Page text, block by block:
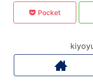
Pocket